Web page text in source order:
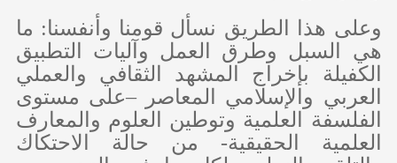
وعلى هذا الطريق نسأل قومنا وأنفسنا: ما
هي السبل وطرق العمل وآليات التطبيق
الكفيلة بإخراج المشهد الثقافي والعملي
العربي والإسلامي المعاصر –على مستوى
الفلسفة العلمية وتوطين العلوم والمعارف
العلمية الحقيقية- من حالة الاحتكاك